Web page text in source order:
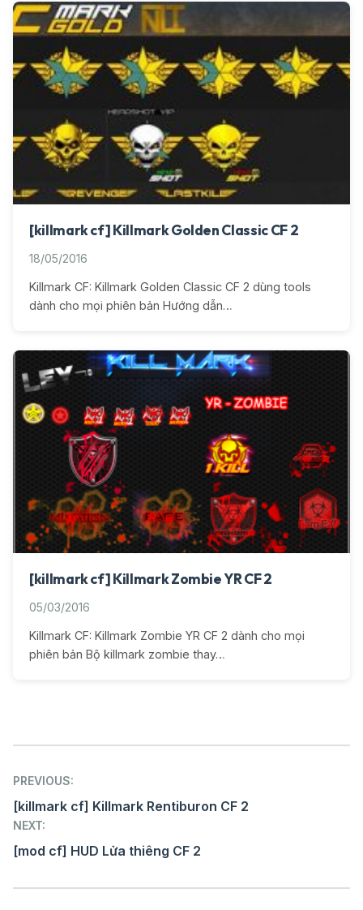
[killmark cf] Killmark Golden Classic CF 2
18/05/2016
Killmark CF: Killmark Golden Classic CF 2 dùng tools
dành cho mọi phiên bản Hướng dẫn…
[killmark cf] Killmark Zombie YR CF 2
05/03/2016
Killmark CF: Killmark Zombie YR CF 2 dành cho mọi
phiên bản Bộ killmark zombie thay…
Post
navigation
PREVIOUS:
[killmark cf] Killmark Rentiburon CF 2
NEXT:
[mod cf] HUD Lửa thiêng CF 2